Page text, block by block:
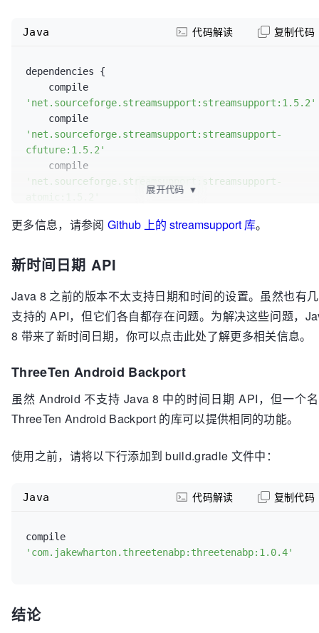
dependencies {
'net.sourceforge.streamsupport:streamsupport:1.5.2'
'net.sourceforge.streamsupport:streamsupport-
cfuture:1.5.2'
'net.sourceforge.streamsupport:streamsupport-
'net.sourceforge.streamsupport:streamsupport-
'net.sourceforge.streamsupport:streamsupport-
literal:1.5.2'
Java 代码解读 复制代码
展开代码 ▼
更多信息，请参阅 Github 上的 streamsupport 库。
新时间日期 API
Java 8 之前的版本不太支持日期和时间的设置。虽然也有
支持的 API，但它们各自都存在问题。为解决这些问题，
8 带来了新时间日期，你可以点击此处了解更多相关信息。
ThreeTen Android Backport
虽然 Android 不支持 Java 8 中的时间日期 API，但一个
ThreeTen Android Backport 的库可以提供相同的功能。
使用之前，请将以下行添加到 build.gradle 文件中：
'com.jakewharton.threetenabp:threetenabp:1.0.4'
Java 代码解读 复制代码
结论